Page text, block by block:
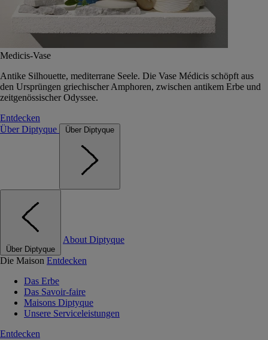
Medicis-Vase
Antike Silhouette, mediterrane Seele. Die Vase Médicis schöpft aus
den Ursprüngen griechischer Amphoren, zwischen antikem Erbe und
zeitgenössischer Odyssee.
Entdecken
Über Diptyque
Über Diptyque
Über Diptyque
About Diptyque
Die Maison Entdecken
Das Erbe
Das Savoir-faire
Maisons Diptyque
Unsere Serviceleistungen
Entdecken